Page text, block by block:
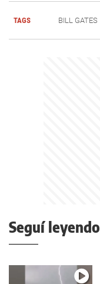
TAGS BILL GATES
Seguí leyendo